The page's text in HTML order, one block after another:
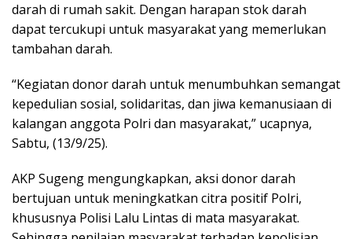
darah di rumah sakit. Dengan harapan stok darah
dapat tercukupi untuk masyarakat yang memerlukan
tambahan darah.
“Kegiatan donor darah untuk menumbuhkan semangat
kepedulian sosial, solidaritas, dan jiwa kemanusiaan di
kalangan anggota Polri dan masyarakat,” ucapnya,
Sabtu, (13/9/25).
AKP Sugeng mengungkapkan, aksi donor darah
bertujuan untuk meningkatkan citra positif Polri,
khususnya Polisi Lalu Lintas di mata masyarakat.